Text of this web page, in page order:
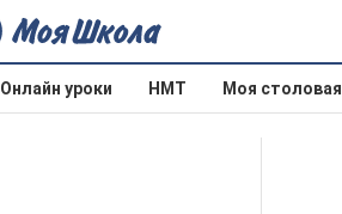
Онлайн уроки НМТ Моя столовая